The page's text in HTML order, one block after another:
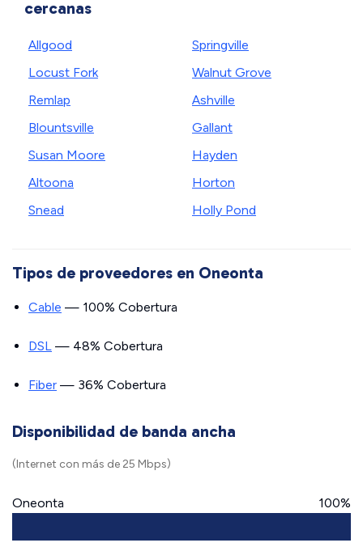
cercanas
Allgood
Locust Fork
Remlap
Blountsville
Susan Moore
Altoona
Snead
Springville
Walnut Grove
Ashville
Gallant
Hayden
Horton
Holly Pond
Tipos de proveedores en Oneonta
Cable — 100% Cobertura
DSL — 48% Cobertura
Fiber — 36% Cobertura
Disponibilidad de banda ancha
(Internet con más de 25 Mbps)
Oneonta 100%